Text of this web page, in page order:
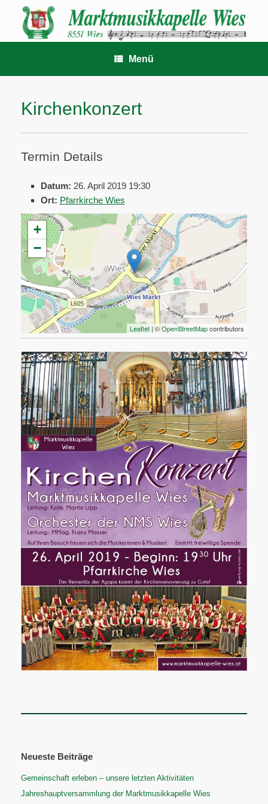
springen
Menü
Kirchenkonzert
Termin Details
Datum: 26. April 2019 19:30
Ort: Pfarrkirche Wies
+
−
Leaflet | ©OpenStreetMapcontributors
Neueste Beiträge
Gemeinschaft erleben – unsere letzten Aktivitäten
Jahreshauptversammlung der Marktmusikkapelle Wies